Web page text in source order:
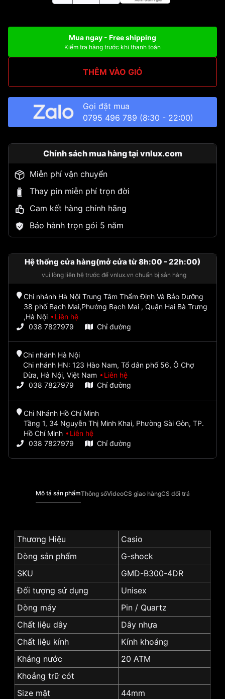
Mua ngay - Free shipping
Kiểm tra hàng trước khi thanh toán
THÊM VÀO GIỎ
Gọi đặt mua
0795 496 789 (8:30 - 22:00)
Chính sách mua hàng tại vnlux.com
Miễn phí vận chuyển
Thay pin miễn phí trọn đời
Cam kết hàng chính hãng
Bảo hành trọn gói 5 năm
Hệ thống cửa hàng(mở cửa từ 8h:00 - 22h:00)
vui lòng liên hệ trước để vnlux.vn chuẩn bị sẵn hàng
Chi nhánh Hà Nội Trung Tâm Thẩm Định Và Bảo Dưỡng
38 phố Bạch Mai,Phường Bạch Mai , Quận Hai Bà Trưng
,Hà Nội
Liên hệ
038 7827979
Chỉ đường
Chi nhánh Hà Nội
Chi nhánh HN: 123 Hào Nam, Tổ dân phố 56, Ô Chợ
Dừa, Hà Nội, Việt Nam
Liên hệ
038 7827979
Chỉ đường
Chi Nhánh Hồ Chí Minh
Tầng 1, 34 Nguyễn Thị Minh Khai, Phường Sài Gòn, TP.
Hồ Chí Minh
Liên hệ
038 7827979
Chỉ đường
Mô tả sản phẩmThông sốVideoCS giao hàngCS đổi trả
Thương Hiệu
Casio
Dòng sản phẩm
G-shock
SKU
GMD-B300-4DR
Đối tượng sử dụng
Unisex
Dòng máy
Pin / Quartz
Chất liệu dây
Dây nhựa
Chất liệu kính
Kính khoáng
Kháng nước
20 ATM
Khoảng trữ cót
Size mặt
44mm